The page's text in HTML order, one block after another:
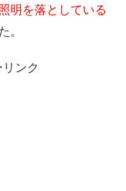
明を落としている
。
ンク